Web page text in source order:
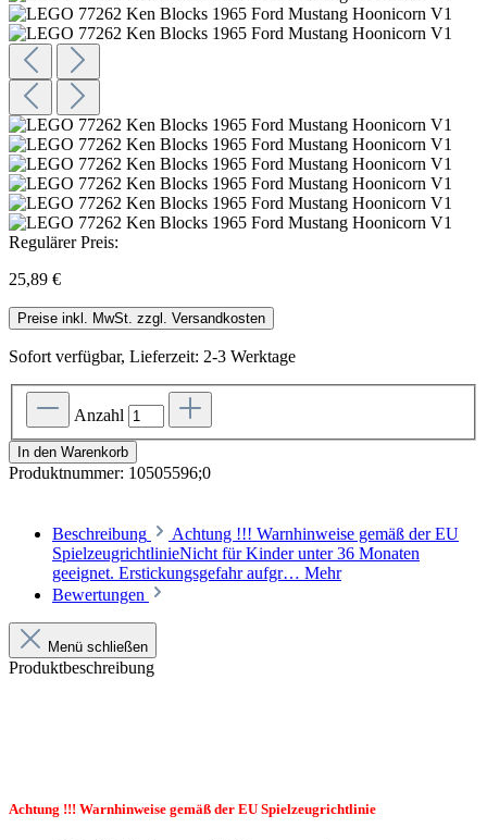
Regulärer Preis:
25,89 €
Preise inkl. MwSt. zzgl. Versandkosten
Sofort verfügbar, Lieferzeit: 2-3 Werktage
Anzahl
In den Warenkorb
Produktnummer: 10505596;0
Beschreibung
Achtung !!! Warnhinweise gemäß der EU
SpielzeugrichtlinieNicht für Kinder unter 36 Monaten
geeignet. Erstickungsgefahr aufgr… Mehr
Bewertungen
Menü schließen
Produktbeschreibung
Achtung !!! Warnhinweise gemäß der EU Spielzeugrichtlinie